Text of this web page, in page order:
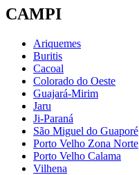
CAMPI
Ariquemes
Buritis
Cacoal
Colorado do Oeste
Guajará-Mirim
Jaru
Ji-Paraná
São Miguel do Guaporé
Porto Velho Zona Norte
Porto Velho Calama
Vilhena